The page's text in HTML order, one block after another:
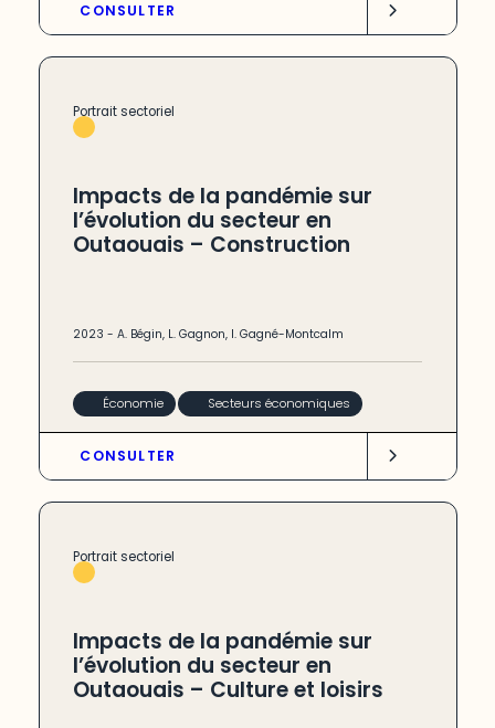
CONSULTER
Portrait sectoriel
Impacts de la pandémie sur
l’évolution du secteur en
Outaouais – Construction
2023-A. Bégin, L. Gagnon, I. Gagné-Montcalm
Économie Secteurs économiques
CONSULTER
Portrait sectoriel
Impacts de la pandémie sur
l’évolution du secteur en
Outaouais – Culture et loisirs